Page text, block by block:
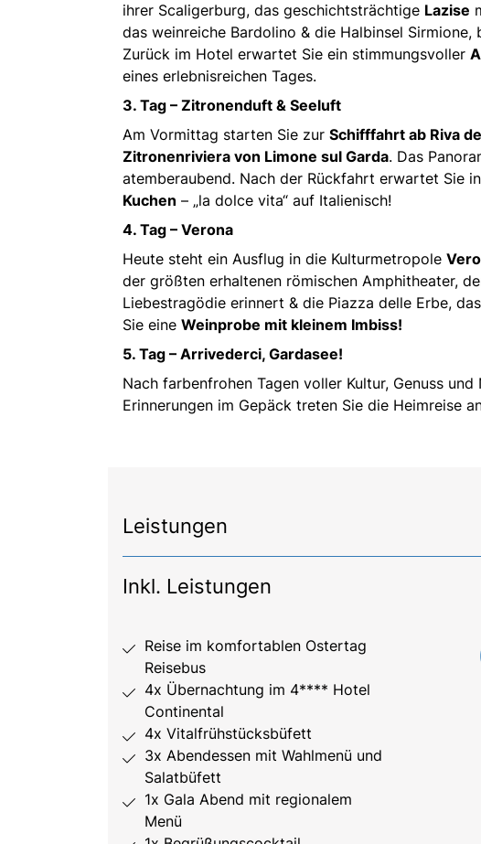
ihrer Scaligerburg, das geschichtsträchtige Lazise
das weinreiche Bardolino & die Halbinsel
Zurück im Hotel erwartet Sie ein stimmungsvoller
eines erlebnisreichen Tages.
3. Tag – Zitronenduft & Seeluft
Am Vormittag starten Sie zur Schifffahrt ab Riva
Zitronenriviera von Limone sul Garda. Das
atemberaubend. Nach der Rückfahrt erwartet Sie
Kuchen – „la dolce vita“ auf Italienisch!
4. Tag – Verona
Heute steht ein Ausflug in die Kulturmetropole
der größten erhaltenen römischen Amphitheater,
Liebestragödie erinnert & die Piazza delle Erbe,
Sie eine Weinprobe mit kleinem Imbiss!
5. Tag – Arrivederci, Gardasee!
Nach farbenfrohen Tagen voller Kultur, Genuss
Erinnerungen im Gepäck treten Sie die Heimreise
Leistungen
Inkl. Leistungen
Reise im komfortablen Ostertag
Reisebus
4x Übernachtung im 4**** Hotel
Continental
4x Vitalfrühstücksbüfett
3x Abendessen mit Wahlmenü und
Salatbüfett
1x Gala Abend mit regionalem
Menü